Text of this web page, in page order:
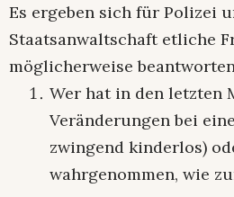
Es ergeben sich für Polizei
Staatsanwaltschaft etliche
möglicherweise
Wer hat in den letzten
Veränderungen bei
zwingend kinderlos)
wahrgenommen, wie